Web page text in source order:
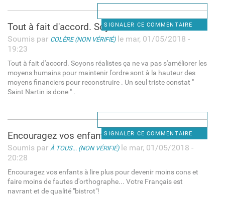
SIGNALER CE COMMENTAIRE
Tout à fait d'accord. Soyons
Soumis par COLÈRE (NON VÉRIFIÉ)le mar, 01/05/2018 -
19:23
Tout à fait d'accord. Soyons réalistes ça ne va pas s'améliorer les
moyens humains pour maintenir l'ordre sont à la hauteur des
moyens financiers pour reconstruire . Un seul triste constat "
Saint Nartin is done " .
SIGNALER CE COMMENTAIRE
Encouragez vos enfants à lire
Soumis par À TOUS... (NON VÉRIFIÉ)le mar, 01/05/2018 -
20:28
Encouragez vos enfants à lire plus pour devenir moins cons et
faire moins de fautes d'orthographe... Votre Français est
navrant et de qualité "bistrot"!